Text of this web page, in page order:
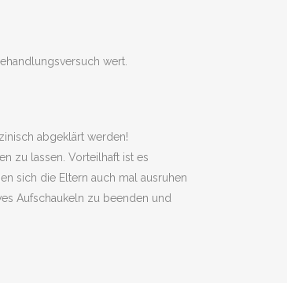
wert.
abgeklärt werden!
zu lassen. Vorteilhaft ist es
sich die Eltern auch mal ausruhen
Aufschaukeln zu beenden und